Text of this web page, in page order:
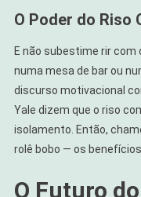
O Poder do Riso
E não subestime rir
numa mesa de bar ou
discurso motivacional
Yale dizem que o riso
isolamento. Então,
rolê bobo — os
O Futuro